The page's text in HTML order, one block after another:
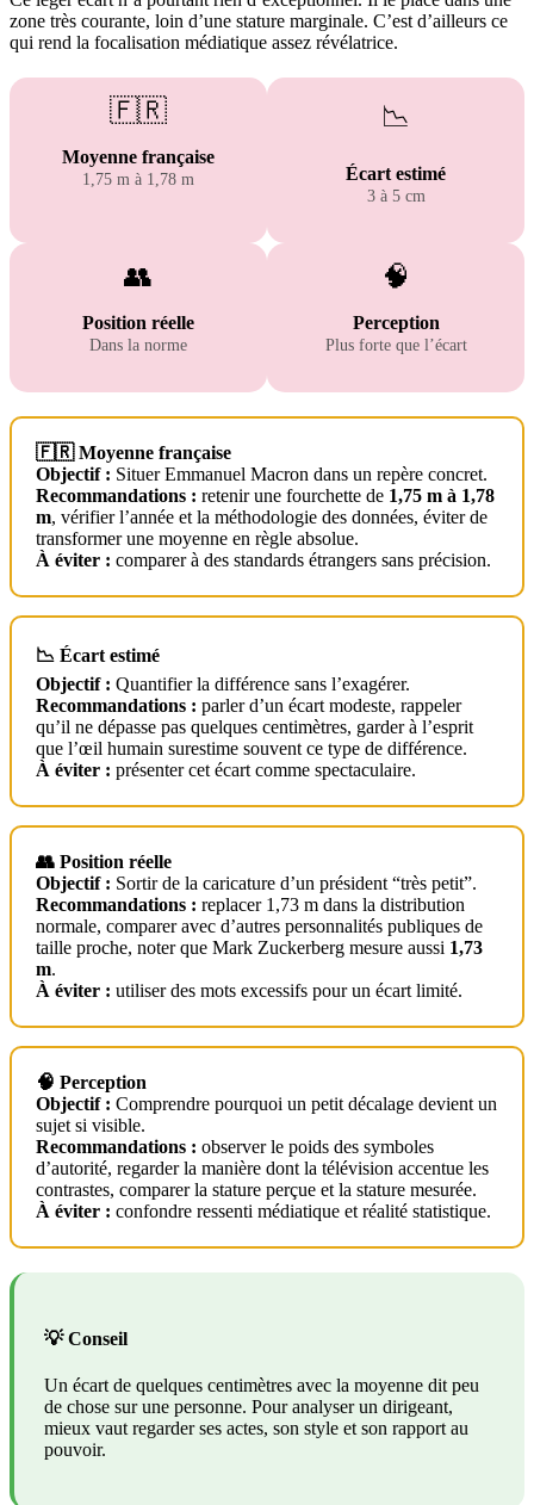
zone très courante, loin d’une stature marginale. C’est d’ailleurs ce
qui rend la focalisation médiatique assez révélatrice.
🇫🇷
Moyenne française
1,75 m à 1,78 m
📉
Écart estimé
3 à 5 cm
👥
Position réelle
Dans la norme
🧠
Perception
Plus forte que l’écart
🇫🇷 Moyenne française
Objectif : Situer Emmanuel Macron dans un repère concret.
Recommandations : retenir une fourchette de 1,75 m à 1,78
m, vérifier l’année et la méthodologie des données, éviter de
transformer une moyenne en règle absolue.
À éviter : comparer à des standards étrangers sans précision.
📉 Écart estimé
Objectif : Quantifier la différence sans l’exagérer.
Recommandations : parler d’un écart modeste, rappeler
qu’il ne dépasse pas quelques centimètres, garder à l’esprit
que l’œil humain surestime souvent ce type de différence.
À éviter : présenter cet écart comme spectaculaire.
👥 Position réelle
Objectif : Sortir de la caricature d’un président “très petit”.
Recommandations : replacer 1,73 m dans la distribution
normale, comparer avec d’autres personnalités publiques de
taille proche, noter que Mark Zuckerberg mesure aussi 1,73
m.
À éviter : utiliser des mots excessifs pour un écart limité.
🧠 Perception
Objectif : Comprendre pourquoi un petit décalage devient un
sujet si visible.
Recommandations : observer le poids des symboles
d’autorité, regarder la manière dont la télévision accentue les
contrastes, comparer la stature perçue et la stature mesurée.
À éviter : confondre ressenti médiatique et réalité statistique.
💡 Conseil
Un écart de quelques centimètres avec la moyenne dit peu
de chose sur une personne. Pour analyser un dirigeant,
mieux vaut regarder ses actes, son style et son rapport au
pouvoir.